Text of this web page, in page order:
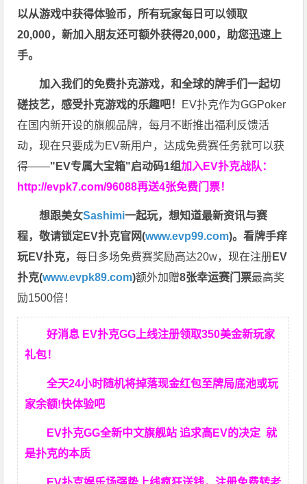
以从游戏中获得体验币，所有玩家每日可以领取
20,000，新加入朋友还可额外获得20,000，助您迅速上
手。
加入我们的免费扑克游戏，和全球的牌手们一起切
磋技艺，感受扑克游戏的乐趣吧！ EV扑克作为GGPoker
在国内新开设的旗舰品牌，每月不断推出福利反馈活
动，现在只要成为EV新用户，达成免费赛任务就可以获
得——"EV专属大宝箱"启动码1组加入EV扑克战队：
http://evpk7.com/96088再送4张免费门票！
想跟美女Sashimi一起玩，想知道最新资讯与赛
程，敬请锁定EV扑克官网(www.evp99.com)。看牌手痒
玩EV扑克，每日多场免费赛奖励高达20w，现在注册EV
扑克(www.evpk89.com)额外加赠8张幸运赛门票最高奖
励1500倍！
好消息 EV扑克GG上线注册领取350美金新玩家
礼包！
全天24小时随机将掉落现金红包至牌局底池或玩
家余额!快体验吧
EV扑克GG全新中文旗舰站 追求高EV的决定就
是扑克的本质